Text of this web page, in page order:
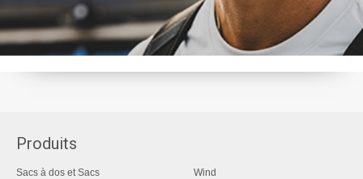
Produits
Sacs à dos et Sacs
Wind